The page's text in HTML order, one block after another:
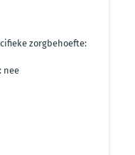
zorgbehoefte:
nee